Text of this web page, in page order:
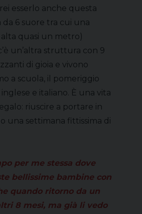
esserlo anche questa
6 suore tra cui una
alta quasi un metro)
un’altra struttura con 9
di gioia e vivono
a scuola, il pomeriggio
e italiano. È una vita
riuscire a portare in
una settimana fittissima di
per me stessa dove
bellissime bambine con
quando ritorno da un
8 mesi, ma già li vedo